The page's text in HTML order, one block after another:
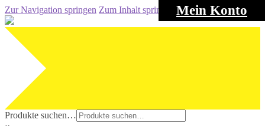
Mein Konto
Zur Navigation springen Zum Inhalt springen
Produkte suchen…